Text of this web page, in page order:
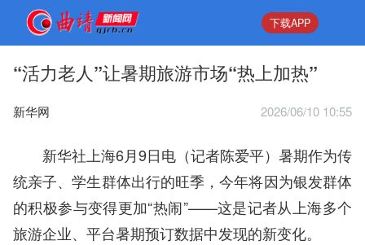
下载APP
“活力老人”让暑期旅游市场“热上加热”
新华网 2026/06/10 10:55
新华社上海6月9日电（记者陈爱平）暑期作为传
统亲子、学生群体出行的旺季，今年将因为银发群体
的积极参与变得更加“热闹”——这是记者从上海多个
旅游企业、平台暑期预订数据中发现的新变化。